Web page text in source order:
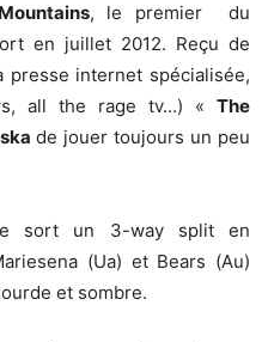
, le premier du
en juillet 2012. Reçu de
presse internet spécialisée,
all the rage tv…) « The
de jouer toujours un peu
sort un 3-way split en
(Ua) et Bears (Au)
et sombre.